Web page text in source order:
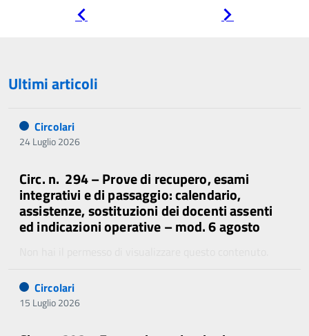
Ultimi articoli
Circolari
24 Luglio 2026
Circ. n. 294 – Prove di recupero, esami
integrativi e di passaggio: calendario,
assistenze, sostituzioni dei docenti assenti
ed indicazioni operative – mod. 6 agosto
Circolari
15 Luglio 2026